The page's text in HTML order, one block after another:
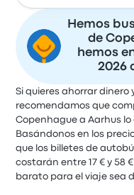
Hemos
de
hemos
2026
Si quieres ahorrar dinero
recomendamos que
Copenhague a Aarhus lo
Basándonos en los
que los billetes de
costarán entre 17 € y 58
barato para el viaje sea